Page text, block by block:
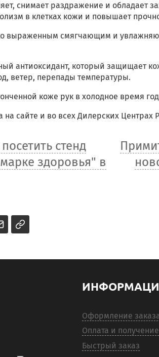
снимает раздражение и обладает
в клетках кожи и повышает
выраженным смягчающим и
антиоксидант, который защищает
ветер, перепады температуры.
коже рук в холодное время
на сайте и во всех Дилерских Центрах
стенд
здоровья" в
Оформление
Оплата и получение
Быстрый заказ